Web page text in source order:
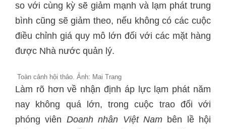
so với cùng kỳ sẽ giảm mạnh và lạm phát trung
bình cũng sẽ giảm theo, nếu không có các cuộc
điều chỉnh giá quy mô lớn đối với các mặt hàng
được Nhà nước quản lý.
Toàn cảnh hội thảo. Ảnh: Mai Trang
Làm rõ hơn về nhận định áp lực lạm phát năm
nay không quá lớn, trong cuộc trao đổi với
phóng viên Doanh nhân Việt Nambên lề hội